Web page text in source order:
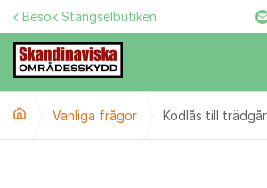
Hoppa till innehåll
Besök Stängselbutiken
Vanliga frågor Kodlås till